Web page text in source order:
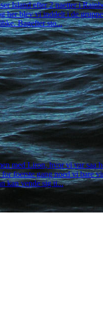
Island efter 2 naetter i
her blev vi inddelt i de
Bagefter sto...
med Liron, hvor vi var
foerste gang noed vi
kan vende sig ti...